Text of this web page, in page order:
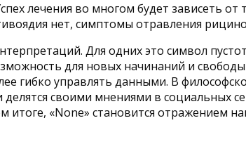
лечения во многом будет зависеть от
нет, симптомы отравления
Для одних это символ
для новых начинаний и
гибко управлять данными. В
своими мнениями в социальных
«None» становится отражением